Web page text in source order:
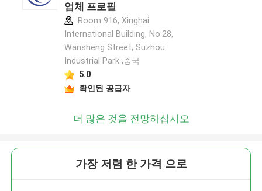
업체 프로필
Room 916, Xinghai
International Building, No.28,
Wansheng Street, Suzhou
Industrial Park ,중국
5.0
확인된 공급자
더 많은 것을 전망하십시오
가장 저렴 한 가격 으로